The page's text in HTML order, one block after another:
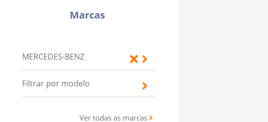
Marcas
MERCEDES-BENZ
Filtrar por modelo
Ver todas as marcas